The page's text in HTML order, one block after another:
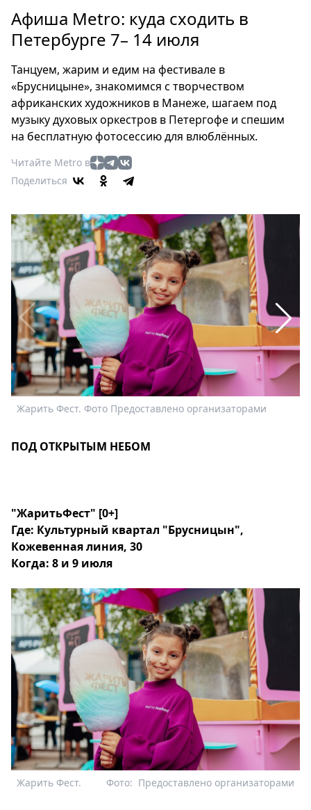
Россия
Мир
Еда
Туризм
Мода
Театр
Кино
Афиша
Выставки
Пресс-
релизы
О
Metro
Стримы
Спецпроекты
Звезды
Выборы
2026
Скачай
Metro
Афиша Metro: куда сходить в
Петербурге 7– 14 июля
Танцуем, жарим и едим на фестивале в
«Брусницыне», знакомимся с творчеством
африканских художников в Манеже, шагаем под
музыку духовых оркестров в Петергофе и спешим
на бесплатную фотосессию для влюблённых.
Читайте Metro в
Поделиться
Жарить Фест. Фото Предоставлено организаторами
ПОД ОТКРЫТЫМ НЕБОМ
"ЖаритьФест" [0+]
Где: Культурный квартал "Брусницын",
Кожевенная линия, 30
Когда: 8 и 9 июля
Жарить Фест. Предоставлено организаторами
Фото: